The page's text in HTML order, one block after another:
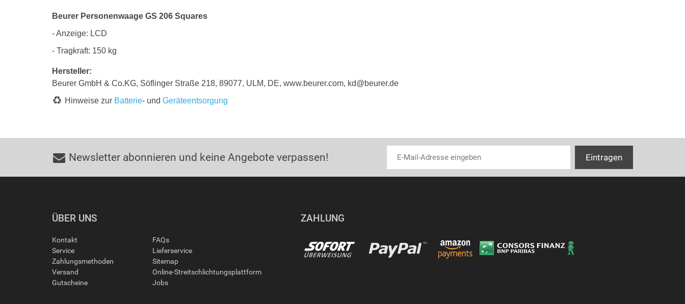
Beurer Personenwaage GS 206 Squares
- Anzeige: LCD
- Tragkraft: 150 kg
Hersteller:
Beurer GmbH & Co.KG, Söflinger Straße 218, 89077, ULM, DE, www.beurer.com, kd@beurer.de
Hinweise zur Batterie- und Geräteentsorgung
Newsletter abonnieren und keine Angebote verpassen!
ÜBER UNS
Kontakt
Service
Zahlungsmethoden
Versand
Gutscheine
FAQs
Lieferservice
Sitemap
Online-Streitschlichtungsplattform
Jobs
ZAHLUNG